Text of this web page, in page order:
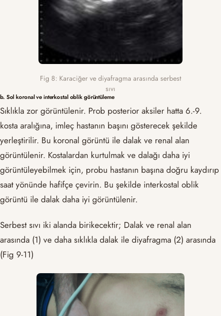
Fig 8: Karaciğer ve diyafragma arasında serbest
sıvı
b. Sol koronal ve interkostal oblik görüntüleme
Sıklıkla zor görüntülenir. Prob posterior aksiler hatta 6.-9.
kosta aralığına, imleç hastanın başını gösterecek şekilde
yerleştirilir. Bu koronal görüntü ile dalak ve renal alan
görüntülenir. Kostalardan kurtulmak ve dalağı daha iyi
görüntüleyebilmek için, probu hastanın başına doğru kaydırıp
saat yönünde hafifçe çevirin. Bu şekilde interkostal oblik
görüntü ile dalak daha iyi görüntülenir.
Serbest sıvı iki alanda birikecektir; Dalak ve renal alan
arasında (1) ve daha sıklıkla dalak ile diyafragma (2) arasında
(Fig 9-11)